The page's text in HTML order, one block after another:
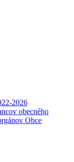
2026
obecného
Obce